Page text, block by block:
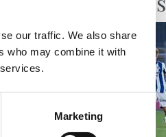
our traffic. We also share
who may combine it with
Marketing